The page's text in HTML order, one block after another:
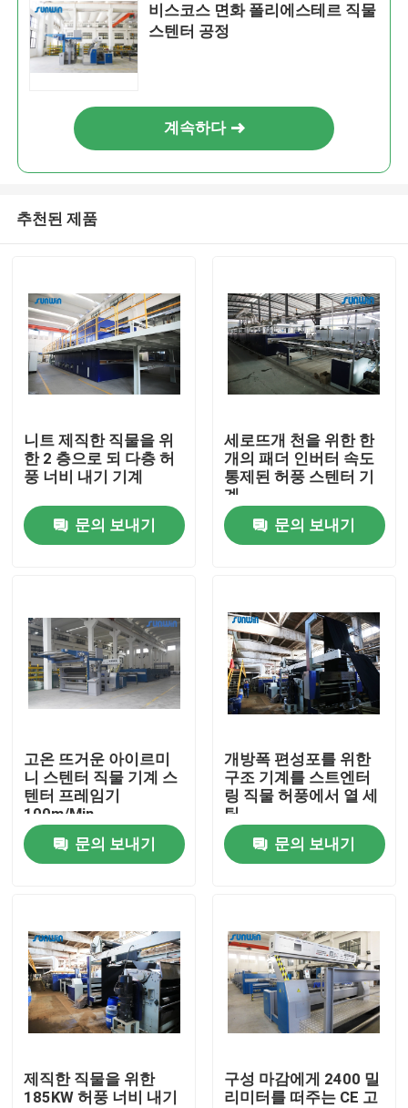
회사 소개
접촉
제품 소개
직물 너비 내기 기계
허풍 너비 내기 기계
직물 건조 기계
직물 완성 가공기
비스코스 면화 폴리에스테르 직물
스텐터 공정
계속하다
추천된 제품
니트 제직한 직물을 위
한 2 층으로 되 다층 허
풍 너비 내기 기계
문의 보내기
세로뜨개 천을 위한 한
개의 패더 인버터 속도
통제된 허풍 스텐터 기
계
문의 보내기
고온 뜨거운 아이르미
니 스텐터 직물 기계 스
텐터 프레임기
100m/Min
문의 보내기
개방폭 편성포를 위한
구조 기계를 스트엔터
링 직물 허풍에서 열 세
팅
문의 보내기
제직한 직물을 위한
185KW 허풍 너비 내기
구성 마감에게 2400 밀
리미터를 떠주는 CE 고